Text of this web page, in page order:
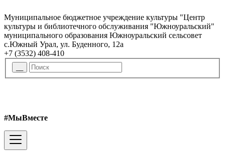
Муниципальное бюджетное учреждение культуры "Центр
культуры и библиотечного обслуживания "Южноуральский"
муниципального образования Южноуральский сельсовет
с.Южный Урал, ул. Буденного, 12а
+7 (3532) 408-410
#МыВместе